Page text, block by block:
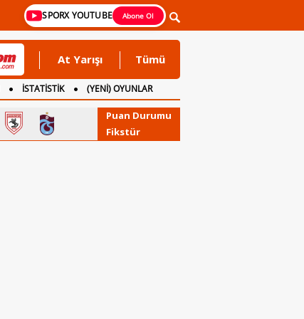
SPORX YOUTUBE Abone Ol
At Yarışı Tümü
İSTATİSTİK (YENİ) OYUNLAR
Puan Durumu
Fikstür